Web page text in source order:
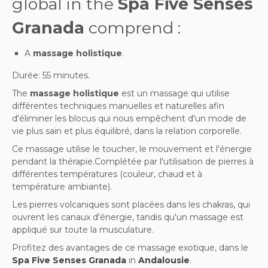
Granada comprend :
A massage holistique.
Durée: 55 minutes.
The massage holistique est un massage qui utilise
différentes techniques manuelles et naturelles afin
d'éliminer les blocus qui nous empêchent d'un mode de
vie plus sain et plus équilibré, dans la relation corporelle.
Ce massage utilise le toucher, le mouvement et l'énergie
pendant la thérapie.Complétée par l'utilisation de pierres à
différentes températures (couleur, chaud et à
température ambiante).
Les pierres volcaniques sont placées dans les chakras, qui
ouvrent les canaux d'énergie, tandis qu'un massage est
appliqué sur toute la musculature.
Profitez des avantages de ce massage exotique, dans le
Spa Five Senses Granada in Andalousie.